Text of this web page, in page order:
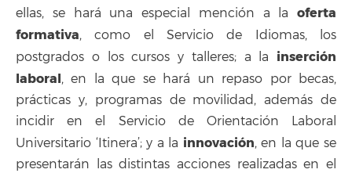
ellas, se hará una especial mención a la oferta
formativa, como el Servicio de Idiomas, los
postgrados o los cursos y talleres; a la inserción
laboral, en la que se hará un repaso por becas,
prácticas y, programas de movilidad, además de
incidir en el Servicio de Orientación Laboral
Universitario ‘Itinera’; y a la innovación, en la que se
presentarán las distintas acciones realizadas en el